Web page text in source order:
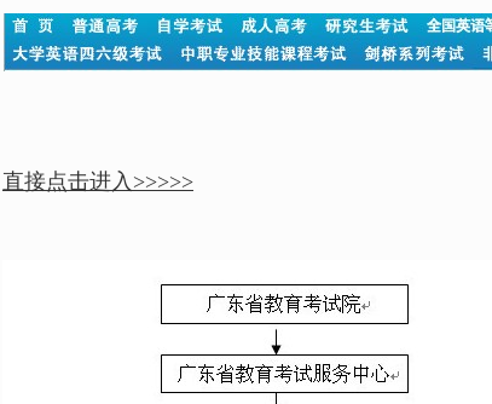
直接点击进入>>>>>